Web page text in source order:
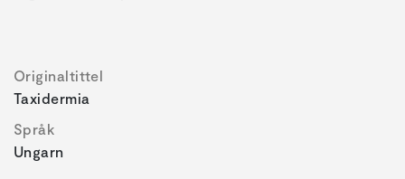
Originaltittel
Taxidermia
Språk
Ungarn